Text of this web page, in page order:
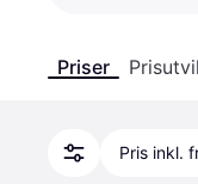
Priser
Pris inkl.